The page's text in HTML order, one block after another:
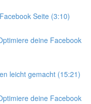
Seite (3:10)
deine Facebook
leicht gemacht (15:21)
deine Facebook